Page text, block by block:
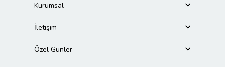
Kurumsal
İletişim
Özel Günler